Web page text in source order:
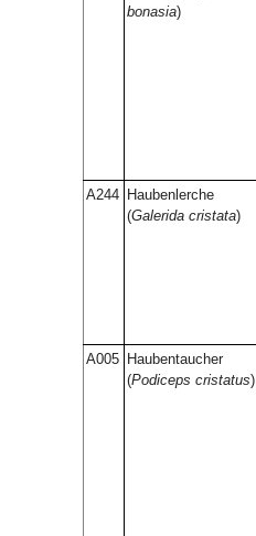
bonasia)
A244 Haubenlerche
(Galerida cristata)
A005 Haubentaucher
(Podiceps cristatus)